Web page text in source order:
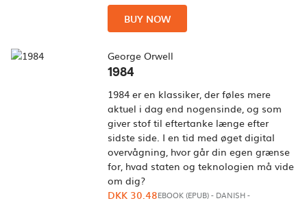
BUY NOW
George Orwell
1984
1984 er en klassiker, der føles mere
aktuel i dag end nogensinde, og som
giver stof til eftertanke længe efter
sidste side. I en tid med øget digital
overvågning, hvor går din egen grænse
for, hvad staten og teknologien må vide
om dig?
DKK 30.48EBOOK (EPUB)- DANISH-